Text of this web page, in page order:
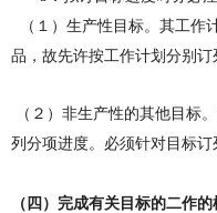
（１） 生产性目标。其工作
品，故先许按工作计划分别订
（２） 非生产性的其他目标。
列分项进度。必须针对目标订
（ 四 ） 完成有关目标的二作的